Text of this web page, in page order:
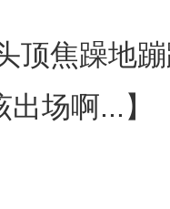
焦躁地蹦
场啊...】